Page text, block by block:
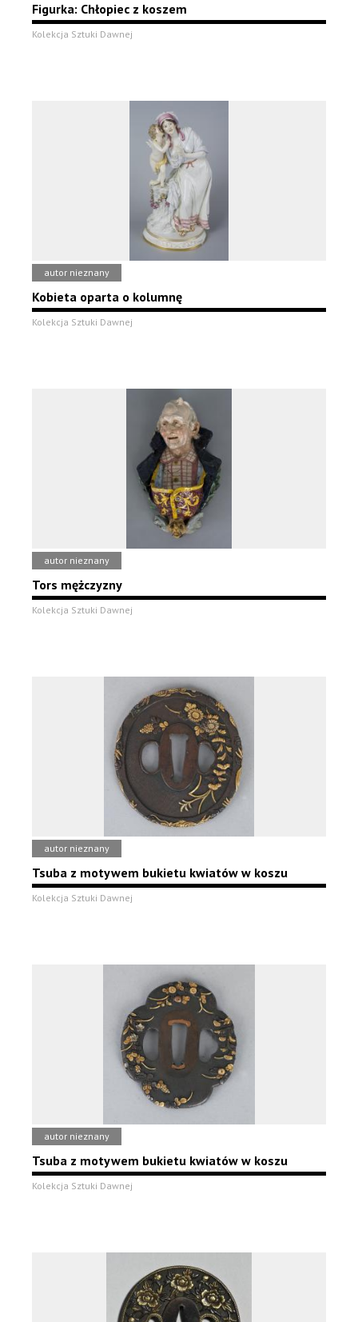
Figurka: Chłopiec z koszem
Kolekcja Sztuki Dawnej
autor nieznany
Kobieta oparta o kolumnę
Kolekcja Sztuki Dawnej
autor nieznany
Tors mężczyzny
Kolekcja Sztuki Dawnej
autor nieznany
Tsuba z motywem bukietu kwiatów w koszu
Kolekcja Sztuki Dawnej
autor nieznany
Tsuba z motywem bukietu kwiatów w koszu
Kolekcja Sztuki Dawnej